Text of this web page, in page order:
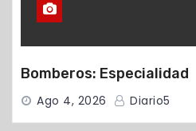
Bomberos: Especialidad
Ago 4, 2026 Diario5